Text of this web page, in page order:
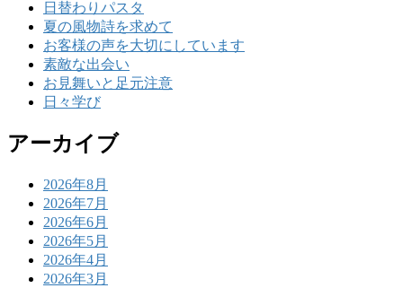
日替わりパスタ
夏の風物詩を求めて
お客様の声を大切にしています
素敵な出会い
お見舞いと足元注意
日々学び
アーカイブ
2026年8月
2026年7月
2026年6月
2026年5月
2026年4月
2026年3月